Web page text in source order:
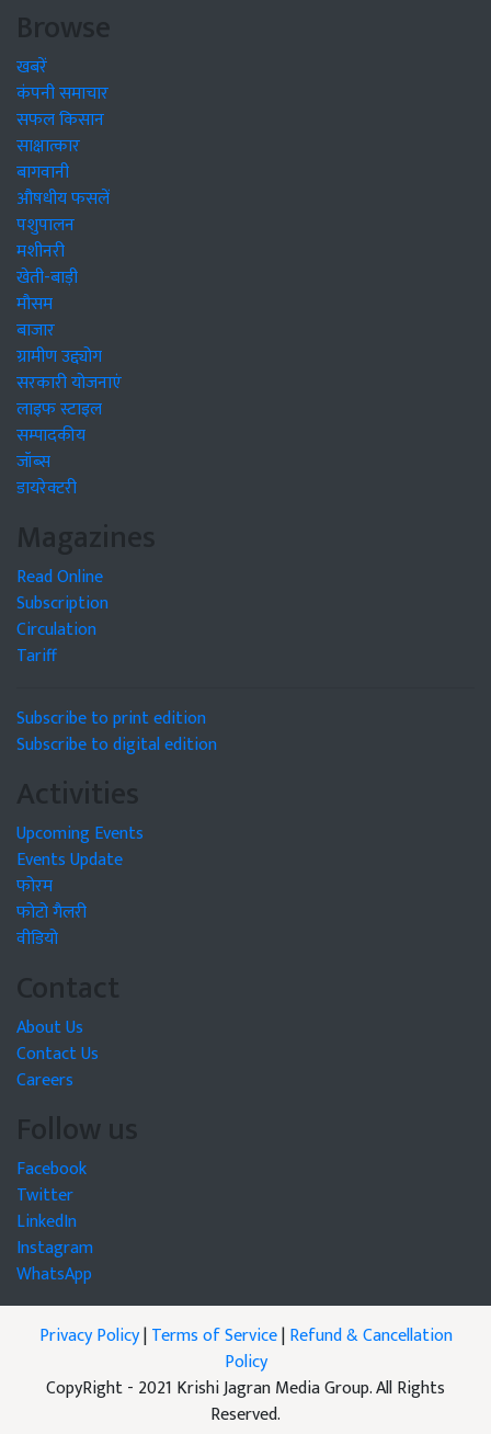
Browse
खबरें
कंपनी समाचार
सफल किसान
साक्षात्कार
बागवानी
औषधीय फसलें
पशुपालन
मशीनरी
खेती-बाड़ी
मौसम
बाजार
ग्रामीण उद्द्योग
सरकारी योजनाएं
लाइफ स्टाइल
सम्पादकीय
जॉब्स
डायरेक्टरी
Magazines
Read Online
Subscription
Circulation
Tariff
Subscribe to print edition
Subscribe to digital edition
Activities
Upcoming Events
Events Update
फोरम
फोटो गैलरी
वीडियो
Contact
About Us
Contact Us
Careers
Follow us
Facebook
Twitter
LinkedIn
Instagram
WhatsApp
Privacy Policy|Terms of Service|Refund & Cancellation
Policy
CopyRight - 2021 Krishi Jagran Media Group. All Rights
Reserved.